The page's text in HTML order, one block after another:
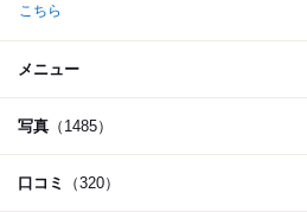
こちら
メニュー
写真 （1485）
口コミ （320）